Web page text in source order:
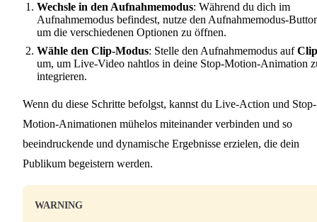
Wechsle in den Aufnahmemodus: Während du dich im
Aufnahmemodus befindest, nutze den Aufnahmemodus-
um die verschiedenen Optionen zu öffnen.
Wähle den Clip-Modus: Stelle den Aufnahmemodus aufClip
um, um Live-Video nahtlos in deine Stop-Motion-Animation
integrieren.
Wenn du diese Schritte befolgst, kannst du Live-Action und Stop-
Motion-Animationen mühelos miteinander verbinden und so
beeindruckende und dynamische Ergebnisse erzielen, die dein
Publikum begeistern werden.
WARNING